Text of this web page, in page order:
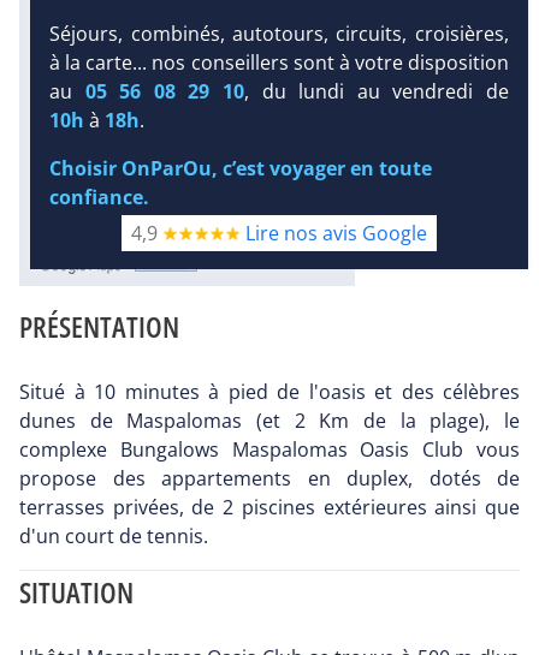
DEMANDE
D’INFORMATIONS
DEVIS /
7 km
Équipement :
100
Tx :17 % : 32 %
Infos golfs :
dont le plus proche à 500 m de
l'hôtel
Diaporama
PRÉSENTATION
Situé à 10 minutes à pied de l'oasis et des célèbres
dunes de Maspalomas (et 2 Km de la plage), le
complexe Bungalows Maspalomas Oasis Club vous
propose des appartements en duplex, dotés de
terrasses privées, de 2 piscines extérieures ainsi que
d'un court de tennis.
SITUATION
Séjours, combinés, autotours, circuits, croisières,
à la carte... nos conseillers sont à votre disposition
au 05 56 08 29 10, du lundi au vendredi de
10h à 18h.
Choisir OnParOu, c’est voyager en toute
confiance.
4,9
Lire nos avis Google